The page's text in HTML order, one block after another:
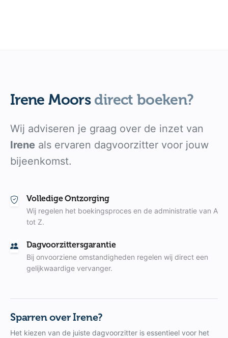
Irene Moors direct boeken?
Wij adviseren je graag over de inzet van
Irene als ervaren dagvoorzitter voor jouw
bijeenkomst.
Volledige Ontzorging
Wij regelen het boekingsproces en de administratie van A
tot Z.
Dagvoorzittersgarantie
Bij onvoorziene omstandigheden regelen wij direct een
gelijkwaardige vervanger.
Sparren over Irene?
Het kiezen van de juiste dagvoorzitter is essentieel voor het